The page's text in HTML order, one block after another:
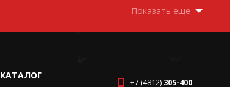
Показать еще
КАТАЛОГ
+7 (4812) 305-400